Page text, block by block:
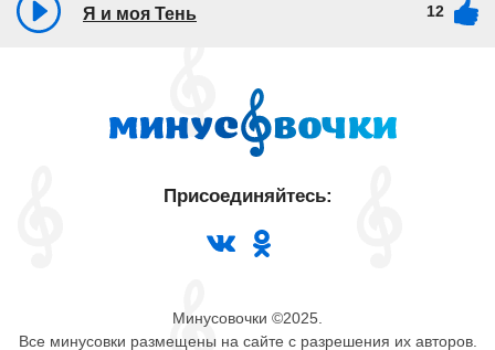
Я и моя Тень 12
Минусовочки ©2025.
Все минусовки размещены на сайте с разрешения их авторов.
Присоединяйтесь: